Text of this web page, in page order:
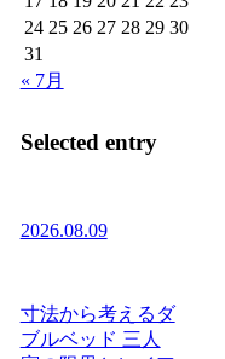
24 25 26 27 28 29 30
31
« 7月
Selected entry
2026.08.09
寸法から考えるダ
ブルベッド 三人